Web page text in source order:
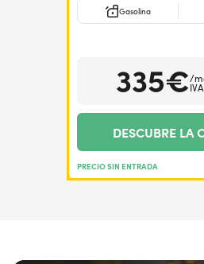
Gasolina
335€/
DESCUBRE LA
PRECIO SIN ENTRADA